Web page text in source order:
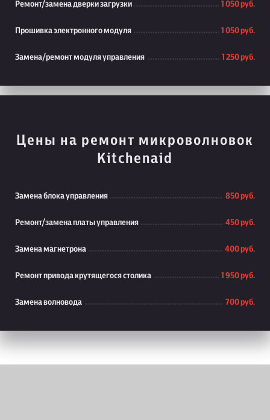
Ремонт/замена дверки загрузки 1 050 руб.
Прошивка электронного модуля 1 050 руб.
Замена/ремонт модуля управления 1 250 руб.
Цены на ремонт микроволновок
Kitchenaid
Замена блока управления 850 руб.
Ремонт/замена платы управления 450 руб.
Замена магнетрона 400 руб.
Ремонт привода крутящегося столика 1 950 руб.
Замена волновода 700 руб.